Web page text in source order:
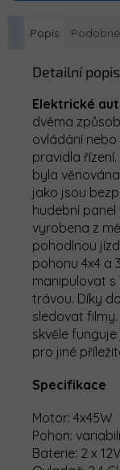
Popis
Detailní
Elektrické
dvěma
ovládání nebo
pravidla řízení.
byla
jako jsou
hudební
vyrobena z
pohodlnou
pohonu 4x4 a
manipulovat s
trávou. Díky
sledovat
skvěle
pro jiné
Specifikace
Motor: 4x45W
Pohon:
Baterie: 2 x